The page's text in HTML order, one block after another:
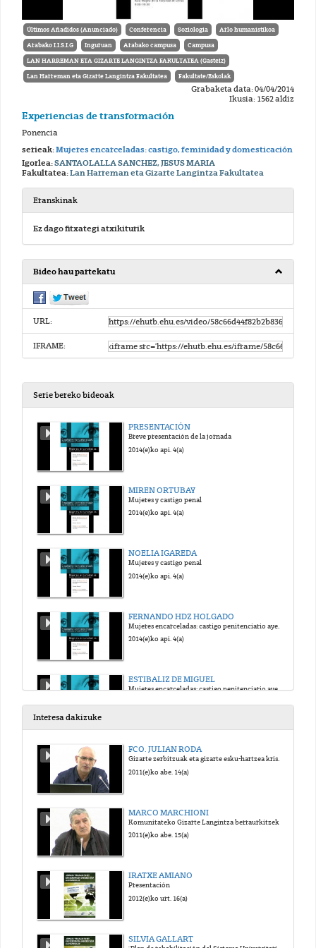
Últimos Añadidos (Anunciado) Conferencia Soziologia Arlo humanistikoa
Arabako I.I.S.I.G Inguruan Arabako campusa Campusa
LAN HARREMAN ETA GIZARTE LANGINTZA FAKULTATEA (Gasteiz)
Lan Harreman eta Gizarte Langintza Fakultatea Fakultate/Eskolak
Grabaketa data: 04/04/2014
Ikusia: 1562 aldiz
Experiencias de transformación
Ponencia
serieak:Mujeres encarceladas: castigo, feminidad y domesticación
Igorlea:SANTAOLALLA SANCHEZ, JESUS MARIA
Fakultatea:Lan Harreman eta Gizarte Langintza Fakultatea
Eranskinak
Ez dago fitxategi atxikiturik
Bideo hau partekatu
URL:
IFRAME:
Serie bereko bideoak
PRESENTACIÓN
Breve presentación de la jornada
2014(e)ko api. 4(a)
MIREN ORTUBAY
Mujeres y castigo penal
2014(e)ko api. 4(a)
NOELIA IGAREDA
Mujeres y castigo penal
2014(e)ko api. 4(a)
FERNANDO HDZ HOLGADO
Mujeres encarceladas: castigo penitenciario ayer y hoy
2014(e)ko api. 4(a)
ESTIBALIZ DE MIGUEL
Mujeres encarceladas: castigo penitenciario ayer y hoy
Experiencias de transformación
Interesa dakizuke
FCO. JULIAN RODA
Gizarte zerbitzuak eta gizarte esku-hartzea krisi garaietan: bilakaera eta joerak
2011(e)ko abe. 14(a)
MARCO MARCHIONI
2011(e)ko abe. 15(a)
IRATXE AMIANO
Presentación
2012(e)ko urt. 16(a)
SILVIA GALLART